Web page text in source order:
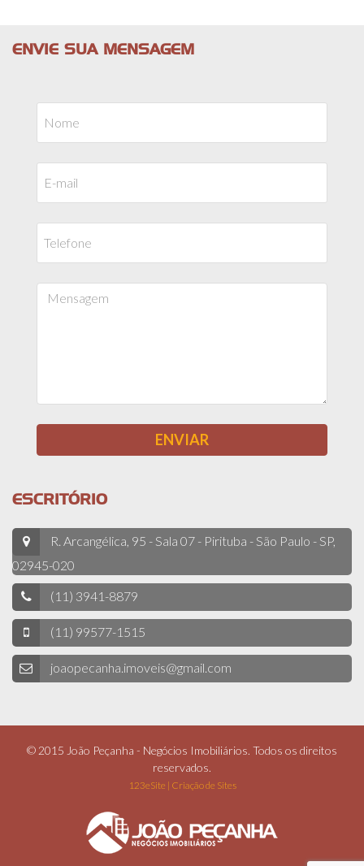
ENVIE SUA MENSAGEM
ESCRITÓRIO
R. Arcangélica, 95 - Sala 07 - Pirituba - São Paulo - SP,
02945-020
(11) 3941-8879
(11) 99577-1515
joaopecanha.imoveis@gmail.com
© 2015 João Peçanha - Negócios Imobiliários. Todos os direitos
reservados.
123eSite | Criação de Sites